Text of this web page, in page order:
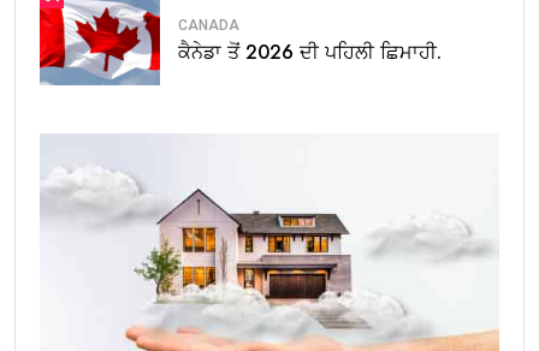
CANADA
ਕੈਨੇਡਾ ਤੋਂ 2026 ਦੀ ਪਹਿਲੀ ਛਿਮਾਹੀ.